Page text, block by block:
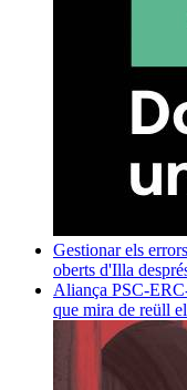
Gestionar els
oberts d'Illa
Aliança PSC-
que mira de reüll